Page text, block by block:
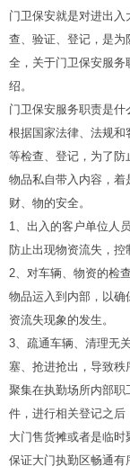
门卫保安就是对进出
查、验证、登记，是
全，关于门卫保安服务
绍。
门卫保安服务职责是什
根据国家法律、法规
等检查、登记，为了
物品私自带入内容，着
财、物的安全。
1、出入的客户单位人
防止出现物资流失，控
2、对车辆、物资的检
物品运入到内部，以确
资流失现象的发生。
3、疏通车辆、清理无
塞、抢进抢出，导致
聚集在执勤场所内部
件，进行相关登记之后
大门售货摊或者是临时
保证大门执勤区畅通有